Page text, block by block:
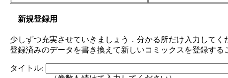
新規登録用
少しずつ充実させていきましょう．分かる所だけ入力してく
登録済みのデータを書き換えて新しいコミックスを登録す
タイトル: